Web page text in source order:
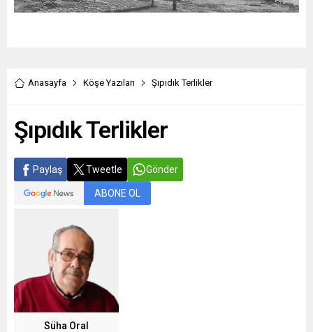
Anasayfa Köşe Yazıları Şıpıdık Terlikler
Şıpıdık Terlikler
Paylaş Tweetle Gönder
ABONE OL
Süha Oral